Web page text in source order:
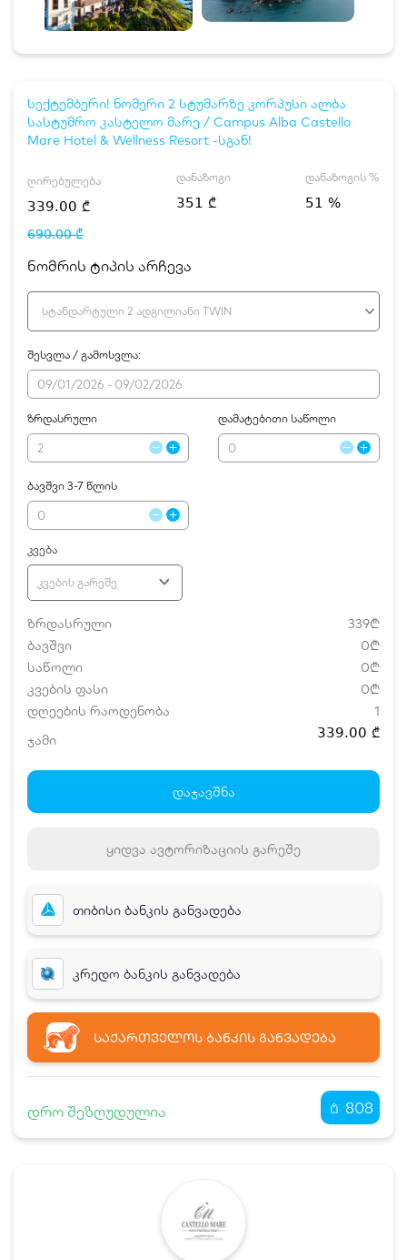
სექტემბერი! ნომერი 2 სტუმარზე კორპუსი ალბა
სასტუმრო კასტელო მარე / Campus Alba Castello
Mare Hotel & Wellness Resort -სგან!
ღირებულება
339.00 ₾
690.00 ₾
დანაზოგი
351 ₾
დანაზოგის %
51 %
ნომრის ტიპის არჩევა
სტანდარტული 2 ადგილიანი TWIN
შესვლა / გამოსვლა:
ზრდასრული დამატებითი საწოლი
ბავშვი 3-7 წლის
კვება
კვების გარეშე
ზრდასრული
339₾
ბავშვი
0₾
საწოლი
0₾
კვების ფასი
0₾
დღეების რაოდენობა
1
ჯამი
339.00 ₾
დამატებითი საწოლი
0 ₾
ნომრის ღირებულება დანაზოგით
დაჯავშნა
ყიდვა ავტორიზაციის გარეშე
თიბისი ბანკის განვადება
კრედო ბანკის განვადება
ᲡᲐᲥᲐᲠᲗᲕᲔᲚᲝᲡ ᲑᲐᲜᲙᲘᲡ ᲒᲐᲜᲕᲐᲓᲔᲑᲐ
დრო შეზღუდულია 808